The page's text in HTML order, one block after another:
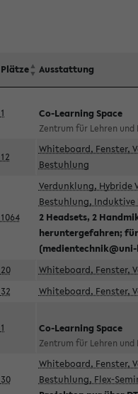
Plätze Ausstattung
1 Co-Learning Space
Zentrum für Lehren und
12
Whiteboard, Fenster,
Bestuhlung
1064
Verdunklung,
Bestuhlung, Induktive
2 Headsets, 2
heruntergefahren;
20 Whiteboard, Fenster,
32 Whiteboard, Fenster,
1 Co-Learning Space
Zentrum für Lehren und
30
Whiteboard, Fenster,
Bestuhlung, Flex-